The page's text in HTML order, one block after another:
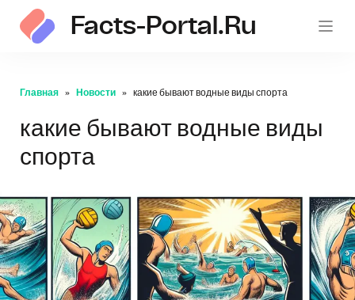
Facts-Portal.ru
Главная Новости какие бывают водные виды спорта
какие бывают водные виды
спорта